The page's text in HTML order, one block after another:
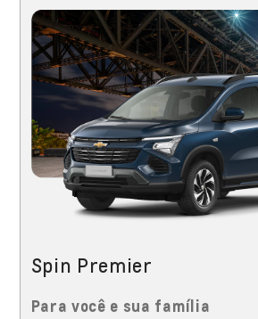
Spin Premier
Para você e sua família